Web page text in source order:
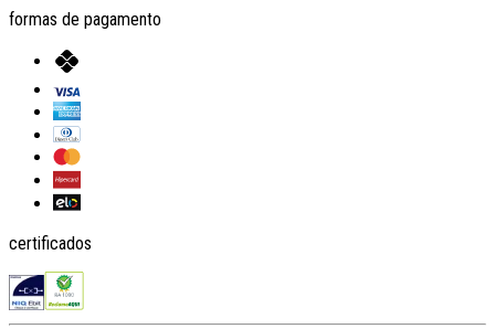
formas de pagamento
certificados